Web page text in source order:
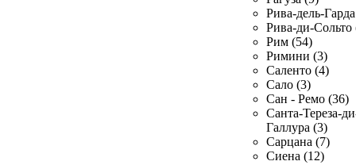
Рива-дель-
Рива-ди-Сольто
Рим (54)
Римини (3)
Саленто (4)
Сало (3)
Сан - Ремо (36)
Санта-Тереза-
Галлура (3)
Сарцана (7)
Сиена (12)